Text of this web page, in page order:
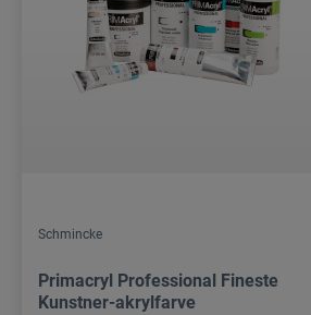
Schmincke
Primacryl Professional Fineste
Kunstner-akrylfarve